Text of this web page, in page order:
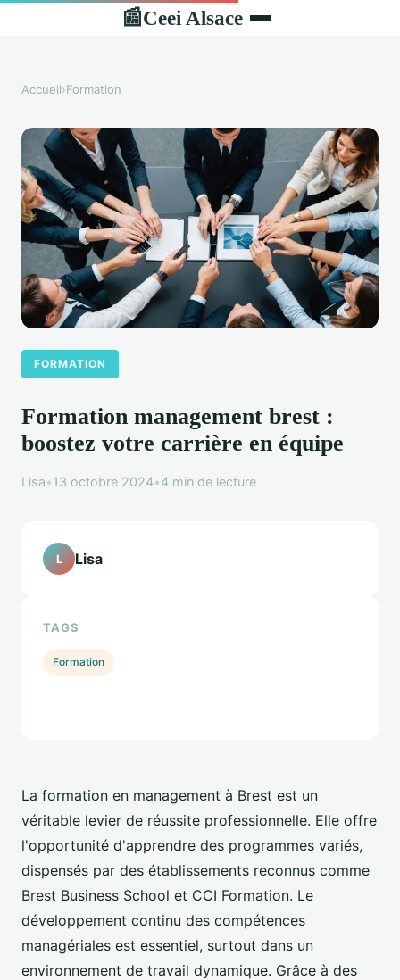
📰Ceei Alsace
Accueil›Formation
FORMATION
Formation management brest :
boostez votre carrière en équipe
Lisa•13 octobre 2024•4 min de lecture
La formation en management à Brest est un
véritable levier de réussite professionnelle. Elle offre
l'opportunité d'apprendre des programmes variés,
dispensés par des établissements reconnus comme
Brest Business School et CCI Formation. Le
développement continu des compétences
managériales est essentiel, surtout dans un
environnement de travail dynamique. Grâce à des
L Lisa
TAGS
Formation